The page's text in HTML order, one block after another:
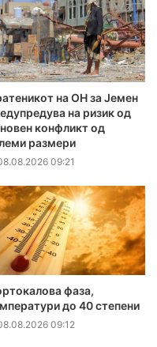
на ОН за Јемен
на ризик од
конфликт од
размери
09:21
фаза,
до 40 степени
09:12